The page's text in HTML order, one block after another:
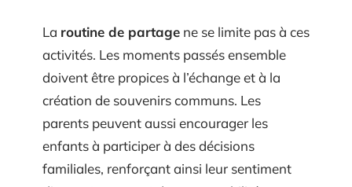
La routine de partage ne se limite pas à ces
activités. Les moments passés ensemble
doivent être propices à l’échange et à la
création de souvenirs communs. Les
parents peuvent aussi encourager les
enfants à participer à des décisions
familiales, renforçant ainsi leur sentiment